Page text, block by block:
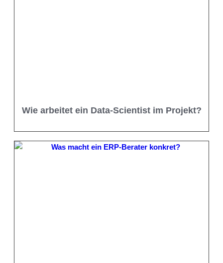
Wie arbeitet ein Data-Scientist im Projekt?